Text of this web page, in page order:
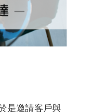
是邀請客戶與